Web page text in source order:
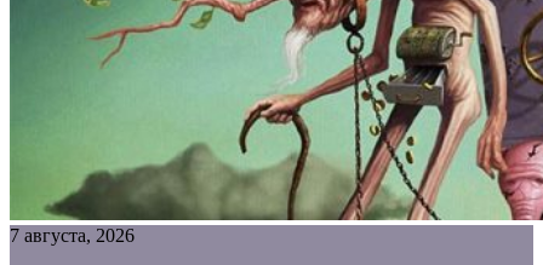
7 августа, 2026